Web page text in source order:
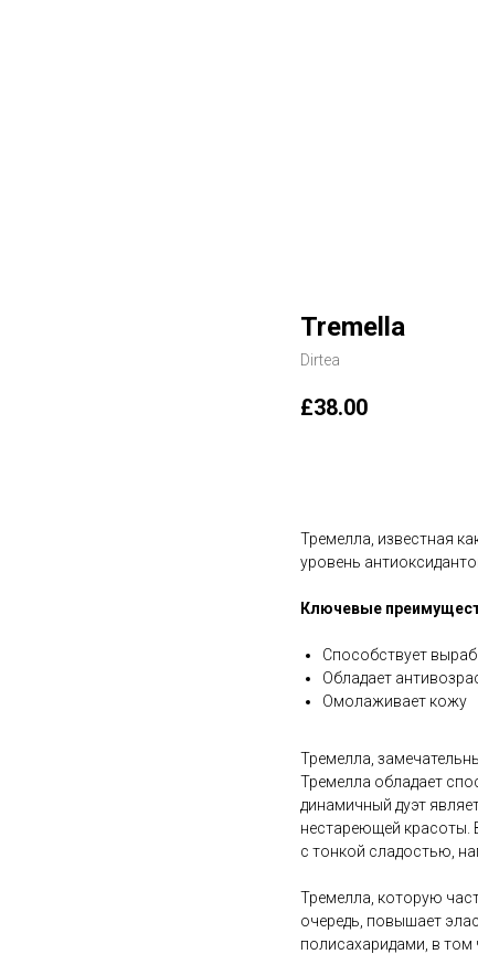
Tremella
Dirtea
£38.00
Тремелла, известная
уровень
Ключевые
Способствует
Обладает
Омолаживает кожу
Тремелла,
Тремелла обладает
динамичный дуэт
нестареющей красоты.
с тонкой сладостью,
Тремелла, которую
очередь, повышает
полисахаридами, в